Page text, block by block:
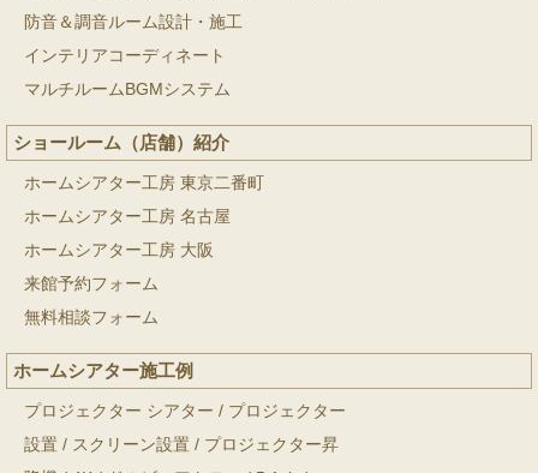
防音＆調音ルーム設計・施工
インテリアコーディネート
マルチルームBGMシステム
ショールーム（店舗）紹介
ホームシアター工房 東京二番町
ホームシアター工房 名古屋
ホームシアター工房 大阪
来館予約フォーム
無料相談フォーム
ホームシアター施工例
プロジェクター シアター / プロジェクター
設置 / スクリーン設置 / プロジェクター昇